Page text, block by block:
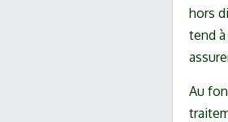
hors
tend
Au